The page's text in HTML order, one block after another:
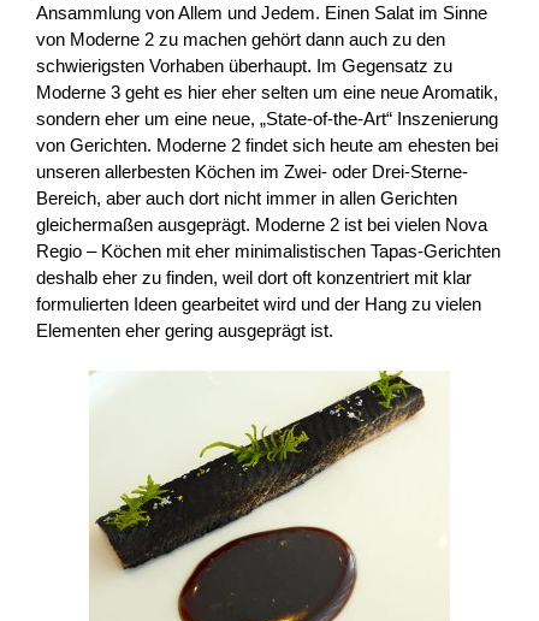
Ansammlung von Allem und Jedem. Einen Salat im Sinne
von Moderne 2 zu machen gehört dann auch zu den
schwierigsten Vorhaben überhaupt. Im Gegensatz zu
Moderne 3 geht es hier eher selten um eine neue Aromatik,
sondern eher um eine neue, „State-of-the-Art“ Inszenierung
von Gerichten. Moderne 2 findet sich heute am ehesten bei
unseren allerbesten Köchen im Zwei- oder Drei-Sterne-
Bereich, aber auch dort nicht immer in allen Gerichten
gleichermaßen ausgeprägt. Moderne 2 ist bei vielen Nova
Regio – Köchen mit eher minimalistischen Tapas-Gerichten
deshalb eher zu finden, weil dort oft konzentriert mit klar
formulierten Ideen gearbeitet wird und der Hang zu vielen
Elementen eher gering ausgeprägt ist.